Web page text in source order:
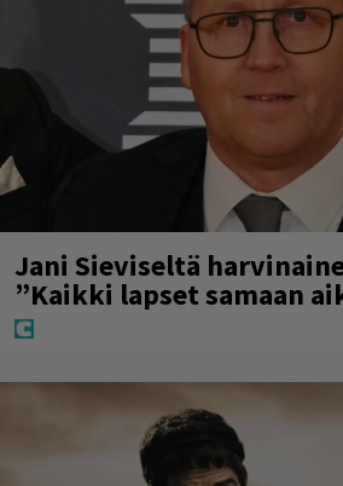
Jani Sieviseltä
”Kaikki lapset samaan